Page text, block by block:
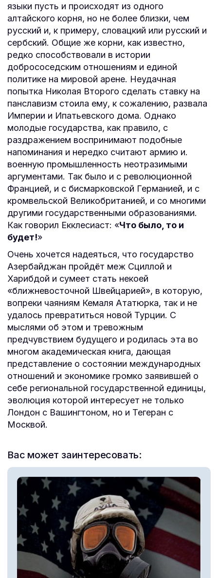
языки пусть и происходят из одного
алтайского корня, но не более близки, чем
русский и, к примеру, словацкий или русский и
сербский. Общие же корни, как известно,
редко способствовали в истории
добрососедским отношениям и единой
политике на мировой арене. Неудачная
попытка Николая Второго сделать ставку на
панславизм стоила ему, к сожалению, развала
Империи и Ипатьевского дома. Однако
молодые государства, как правило, с
раздражением воспринимают подобные
напоминания и нередко считают армию и.
военную промышленность неотразимыми
аргументами. Так было и с революционной
Францией, и с бисмарковской Германией, и с
кромвельской Великобританией, и со многими
другими государственными образованиями.
Как говорил Екклесиаст: «Что было, то и
будет!»
Очень хочется надеяться, что государство
Азербайджан пройдёт меж Сциллой и
Харибдой и сумеет стать некоей
«ближневосточной Швейцарией», в которую,
вопреки чаяниям Кемаля Ататюрка, так и не
удалось превратиться новой Турции. С
мыслями об этом и тревожным
предчувствием будущего и родилась эта во
многом академическая книга, дающая
представление о состоянии международных
отношений и экономике громко заявившей о
себе региональной государственной единицы,
эволюция которой интересует не только
Лондон с Вашингтоном, но и Тегеран с
Москвой.
Вас может заинтересовать: